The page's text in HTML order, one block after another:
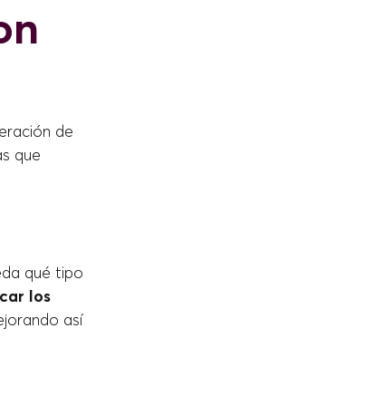
de
que
qué tipo
los
así